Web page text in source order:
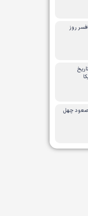
روز
صعود چهل